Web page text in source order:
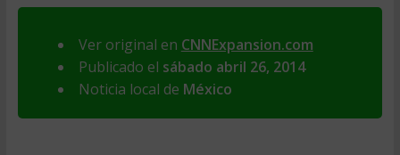
Ver original en CNNExpansion.com
Publicado el sábado abril 26, 2014
Noticia local de México